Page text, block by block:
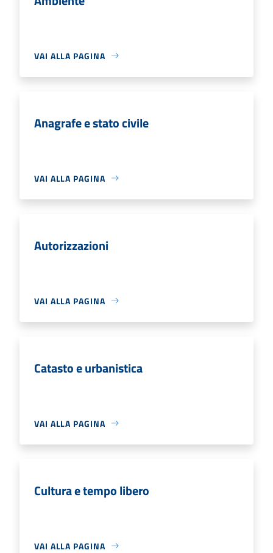
VAI ALLA PAGINA
Anagrafe e stato civile
VAI ALLA PAGINA
Autorizzazioni
VAI ALLA PAGINA
Catasto e urbanistica
VAI ALLA PAGINA
Cultura e tempo libero
VAI ALLA PAGINA